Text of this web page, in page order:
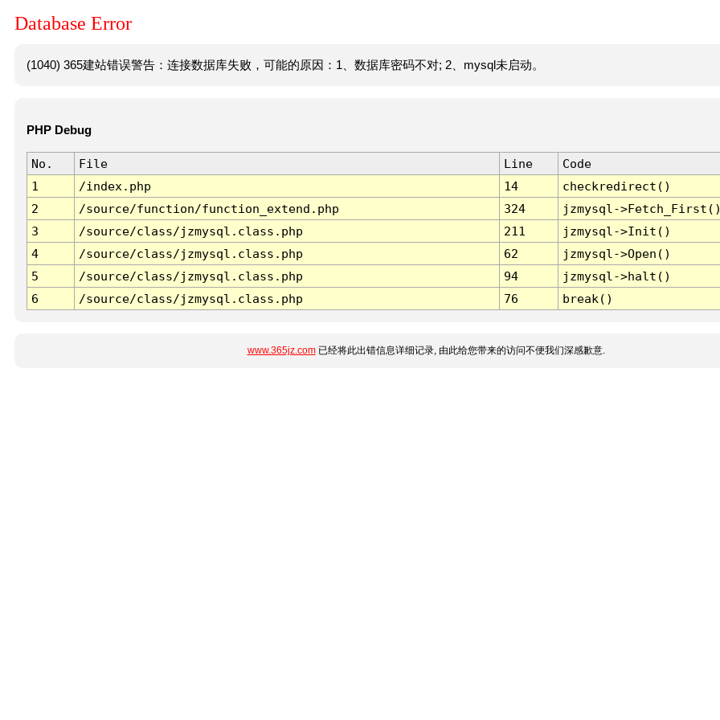
Database Error
(1040) 365建站错误警告：连接数据库失败，可能的原因：1、数据库密码不对; 2、mysql未启动。
PHP Debug
No. File Line
Code
1
/index.php 14
checkredirect()
2
/source/function/function_extend.php 324
jzmysql-
3
/source/class/jzmysql.class.php 211
jzmysql->Init()
4
/source/class/jzmysql.class.php 62
jzmysql->Open()
5
/source/class/jzmysql.class.php 94
jzmysql->halt()
6
/source/class/jzmysql.class.php 76 break()
www.365jz.com已经将此出错信息详细记录, 由此给您带来的访问不便我们深感歉意.